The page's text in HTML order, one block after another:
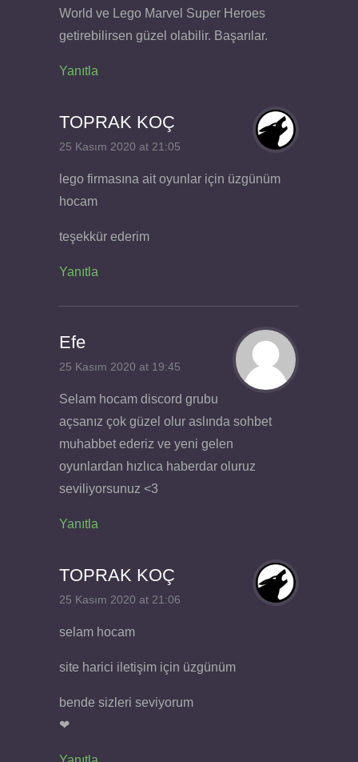
World ve Lego Marvel Super Heroes
getirebilirsen güzel olabilir. Başarılar.
Yanıtla
TOPRAK KOÇ
25 Kasım 2020 at 21:05
lego firmasına ait oyunlar için üzgünüm
hocam
teşekkür ederim
Yanıtla
Efe
25 Kasım 2020 at 19:45
Selam hocam discord grubu
açsanız çok güzel olur aslında sohbet
muhabbet ederiz ve yeni gelen
oyunlardan hızlıca haberdar oluruz
seviliyorsunuz <3
Yanıtla
TOPRAK KOÇ
25 Kasım 2020 at 21:06
selam hocam
site harici iletişim için üzgünüm
bende sizleri seviyorum
❤